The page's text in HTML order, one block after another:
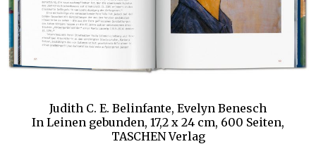
Judith C. E. Belinfante, Evelyn Benesch
In Leinen gebunden, 17,2 x 24 cm, 600 Seiten,
TASCHEN Verlag